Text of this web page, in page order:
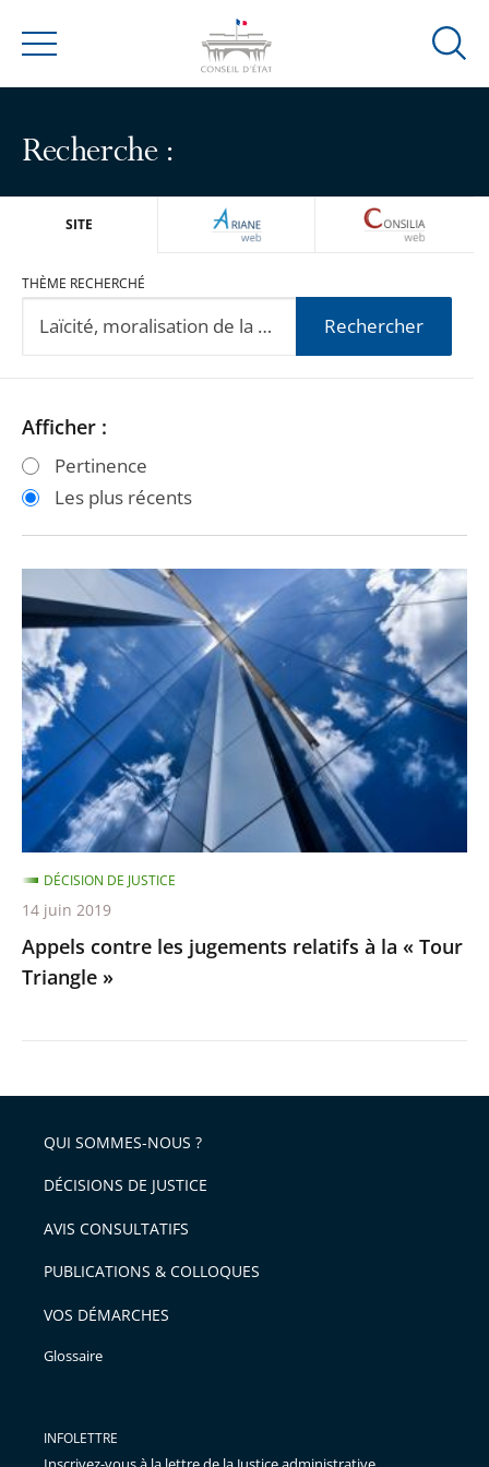
Menu
Ouvrir
Recherche :
SITE ARIANEWEB
THÈME RECHERCHÉ
Rechercher
Passer
les
filtres
Passer
les
filtres
Afficher :
Pertinence
Les plus récents
contre
les
jugements
relatifs
à
la
«
Tour
Triangle
»
Appels contre les jugements relatifs à la « Tour
Triangle »
DÉCISION DE JUSTICE
14 juin 2019
QUI SOMMES-NOUS ?
DÉCISIONS DE JUSTICE
AVIS CONSULTATIFS
PUBLICATIONS & COLLOQUES
VOS DÉMARCHES
Glossaire
INFOLETTRE